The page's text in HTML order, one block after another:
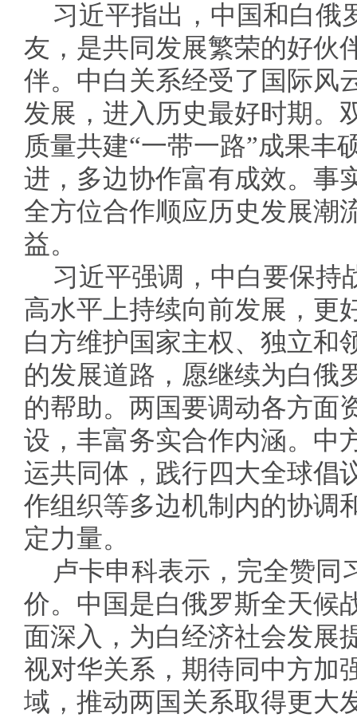
习近平指出，中国和白俄
友，是共同发展繁荣的好伙
伴。中白关系经受了国际风
发展，进入历史最好时期。
质量共建“一带一路”成果丰
进，多边协作富有成效。事
全方位合作顺应历史发展潮
益。
习近平强调，中白要保持
高水平上持续向前发展，更
白方维护国家主权、独立和
的发展道路，愿继续为白俄
的帮助。两国要调动各方面
设，丰富务实合作内涵。中
运共同体，践行四大全球倡
作组织等多边机制内的协调
定力量。
卢卡申科表示，完全赞同
价。中国是白俄罗斯全天候
面深入，为白经济社会发展
视对华关系，期待同中方加
域，推动两国关系取得更大